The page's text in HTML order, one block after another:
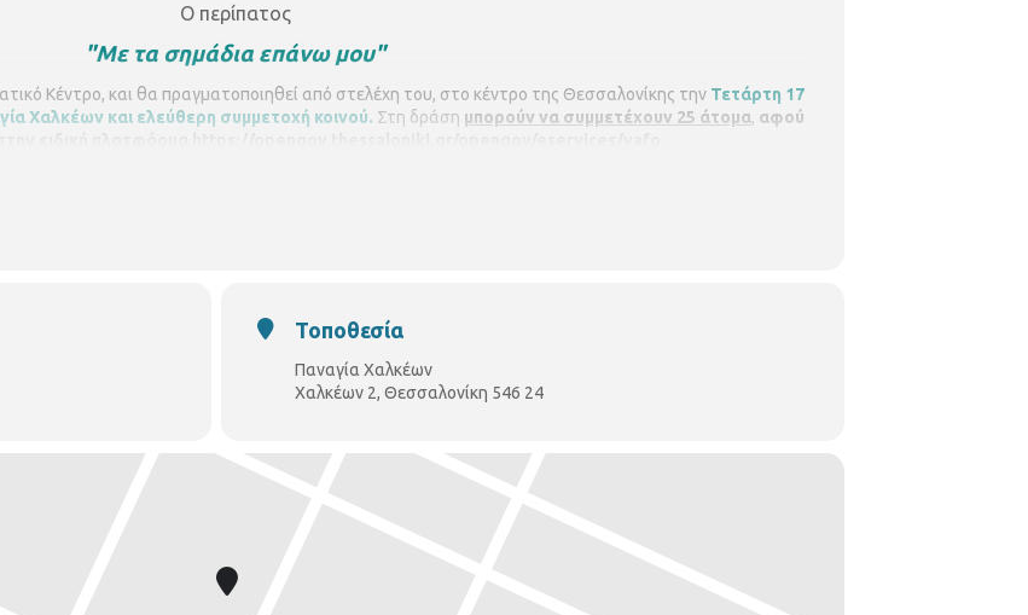
Ο περίπατος
"Με τα σημάδια επάνω μου"
Κέντρο, και θα πραγματοποιηθεί από στελέχη του, στο κέντρο της Θεσσαλονίκης την Τετάρτη 17
Χαλκέων και ελεύθερη συμμετοχή κοινού. Στη δράση μπορούν να συμμετέχουν 25 άτομα, αφού
a.bountidou@thessaloniki.gr
Τοποθεσία
Παναγία Χαλκέων
Χαλκέων 2, Θεσσαλονίκη 546 24